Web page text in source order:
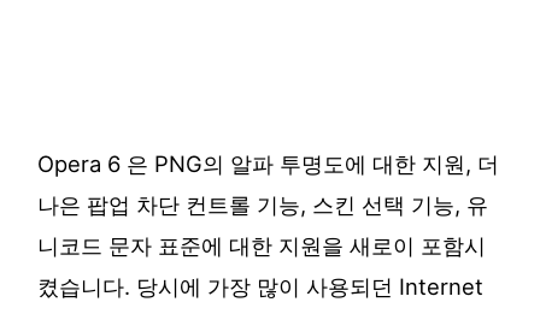
Opera 6 은 PNG의 알파 투명도에 대한 지원, 더
나은 팝업 차단 컨트롤 기능, 스킨 선택 기능, 유
니코드 문자 표준에 대한 지원을 새로이 포함시
켰습니다. 당시에 가장 많이 사용되던 Internet